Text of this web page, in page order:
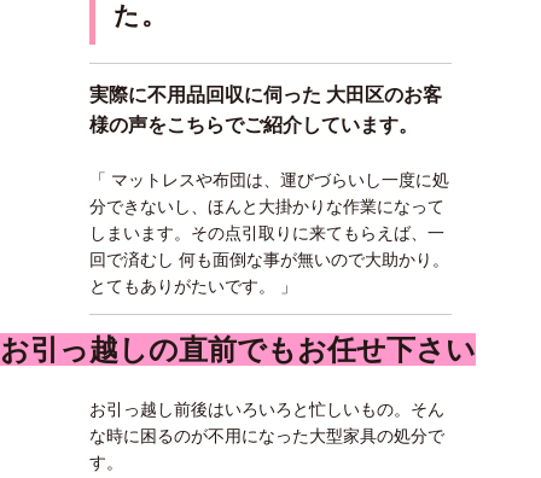
た。
実際に不用品回収に伺った 大田区のお客
様の声をこちらでご紹介しています。
「 マットレスや布団は、運びづらいし一度に処
分できないし、ほんと大掛かりな作業になって
しまいます。その点引取りに来てもらえば、一
回で済むし 何も面倒な事が無いので大助かり。
とてもありがたいです。 」
お引っ越しの直前でもお任せ下さい
お引っ越し前後はいろいろと忙しいもの。そん
な時に困るのが不用になった大型家具の処分で
す。